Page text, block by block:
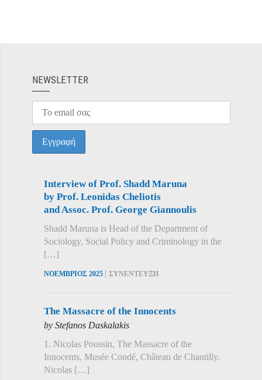
ΝEWSLETTER
Interview of Prof. Shadd Maruna
by Prof. Leonidas Cheliotis
and Assoc. Prof. George Giannoulis
Shadd Maruna is Head of the Department of
Sociology, Social Policy and Criminology in the
[…]
ΝΟΕΜΒΡΙΟΣ 2025 | ΣΥΝΕΝΤΕΥΞΗ
The Massacre of the Innocents
by Stefanos Daskalakis
1. Nicolas Poussin, The Massacre of the
Innocents, Musée Condé, Château de Chantilly.
Nicolas […]